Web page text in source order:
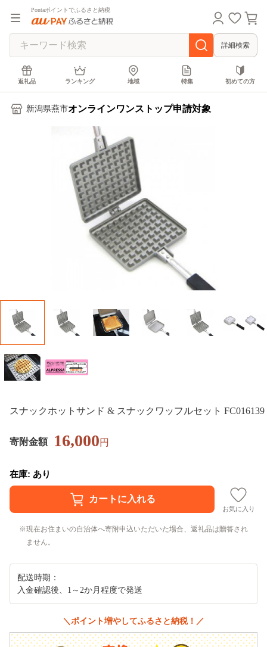
Pontaポイントでふるさと納税
詳細検索
返礼品 ランキング 地域 特集 初めての方
新潟県燕市オンラインワンストップ申請対象
スナックホットサンド & スナックワッフルセット FC016139
寄附金額 16,000円
在庫: あり
お気に入り
現在お住まいの自治体へ寄附申込いただいた場合、返礼品は贈答され
ません。
配送時期：
入金確認後、1～2か月程度で発送
＼ポイント増やしてふるさと納税！／